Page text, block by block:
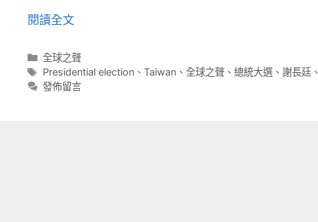
閱讀全文
分
類
全球之聲
標
籤
Presidential election、 Taiwan、 全球之聲、 總統大選、 謝長廷、
發佈留言